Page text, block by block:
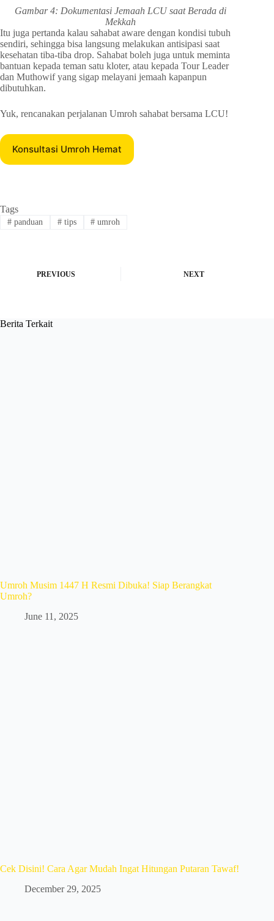
Gambar 4: Dokumentasi Jemaah LCU saat Berada di
Mekkah
Itu juga pertanda kalau sahabat aware dengan kondisi tubuh
sendiri, sehingga bisa langsung melakukan antisipasi saat
kesehatan tiba-tiba drop. Sahabat boleh juga untuk meminta
bantuan kepada teman satu kloter, atau kepada Tour Leader
dan Muthowif yang sigap melayani jemaah kapanpun
dibutuhkan.
Yuk, rencanakan perjalanan Umroh sahabat bersama LCU!
Konsultasi Umroh Hemat
Tags
#panduan #tips # umroh
PREVIOUS NEXT
Berita Terkait
Umroh Musim 1447 H Resmi Dibuka! Siap Berangkat
Umroh?
June 11, 2025
Cek Disini! Cara Agar Mudah Ingat Hitungan Putaran Tawaf!
December 29, 2025